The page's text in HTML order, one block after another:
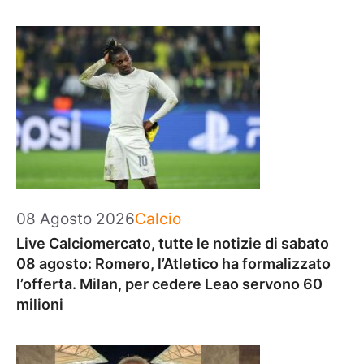
08 Agosto 2026Categorie
Calcio
Live Calciomercato, tutte le notizie di sabato
08 agosto: Romero, l’Atletico ha formalizzato
l’offerta. Milan, per cedere Leao servono 60
milioni